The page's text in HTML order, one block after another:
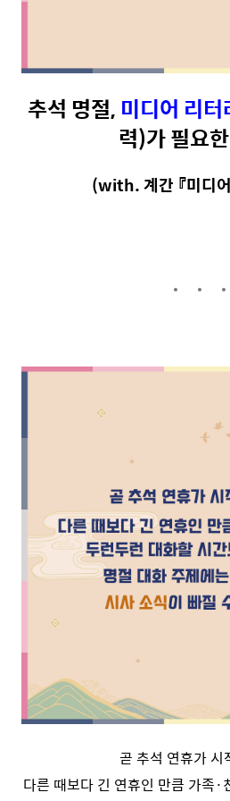
추석 명절, 미디어 리터
력)가 필요
(with. 계간 『미디
곧 추석 연휴가 시
다른 때보다 긴 연휴인 만큼 가족